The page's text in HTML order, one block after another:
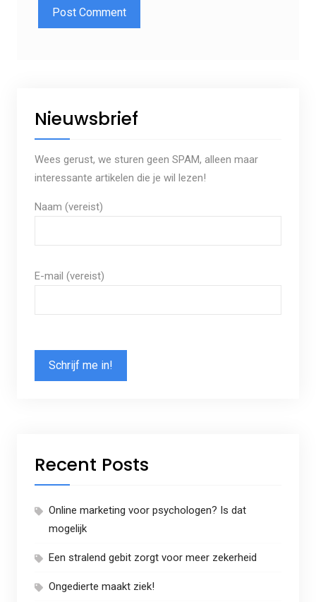
Nieuwsbrief
Wees gerust, we sturen geen SPAM, alleen maar
interessante artikelen die je wil lezen!
Naam (vereist)
E-mail (vereist)
Recent Posts
Online marketing voor psychologen? Is dat
mogelijk
Een stralend gebit zorgt voor meer zekerheid
Ongedierte maakt ziek!